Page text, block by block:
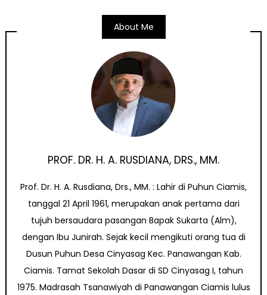
About Me
PROF. DR. H. A. RUSDIANA, DRS., MM.
Prof. Dr. H. A. Rusdiana, Drs., MM. : Lahir di Puhun Ciamis,
tanggal 21 April 1961, merupakan anak pertama dari
tujuh bersaudara pasangan Bapak Sukarta (Alm),
dengan Ibu Junirah. Sejak kecil mengikuti orang tua di
Dusun Puhun Desa Cinyasag Kec. Panawangan Kab.
Ciamis. Tamat Sekolah Dasar di SD Cinyasag I, tahun
1975. Madrasah Tsanawiyah di Panawangan Ciamis lulus